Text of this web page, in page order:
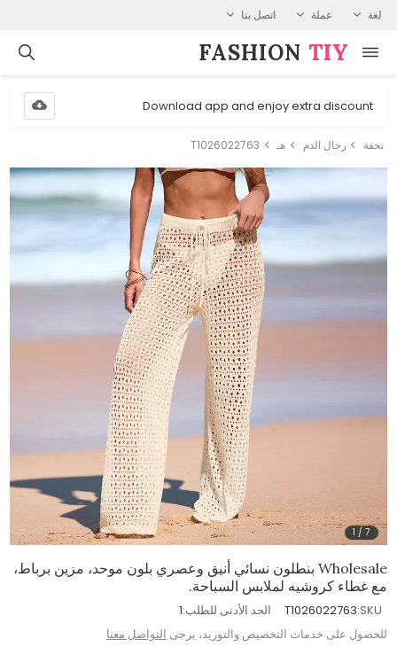
لغة عملة اتصل بنا
FASHION⁠ TIY
Download app and enjoy extra discount
نحفة رجال الدم هـ T1026022763
1 /7
Wholesale بنطلون نسائي أنيق وعصري بلون موحد، مزين برباط،
مع غطاء كروشيه لملابس السباحة.
SKU:
T1026022763 الحد الأدنى للطلب:1
للحصول على خدمات التخصيص والتوريد، يرجى التواصل معنا